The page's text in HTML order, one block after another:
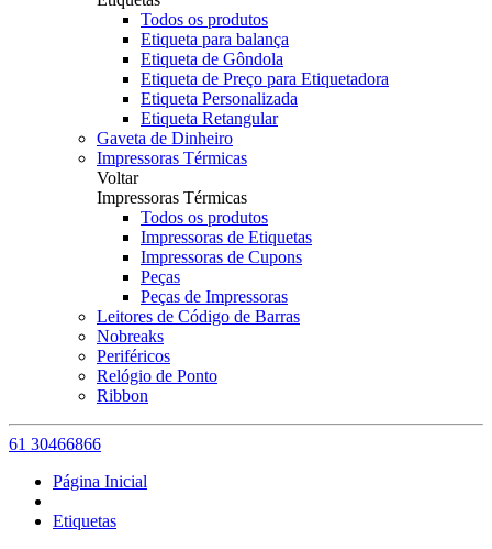
Todos os produtos
Etiqueta para balança
Etiqueta de Gôndola
Etiqueta de Preço para Etiquetadora
Etiqueta Personalizada
Etiqueta Retangular
Gaveta de Dinheiro
Impressoras Térmicas
Voltar
Impressoras Térmicas
Todos os produtos
Impressoras de Etiquetas
Impressoras de Cupons
Peças
Peças de Impressoras
Leitores de Código de Barras
Nobreaks
Periféricos
Relógio de Ponto
Ribbon
61 30466866
Página Inicial
Etiquetas